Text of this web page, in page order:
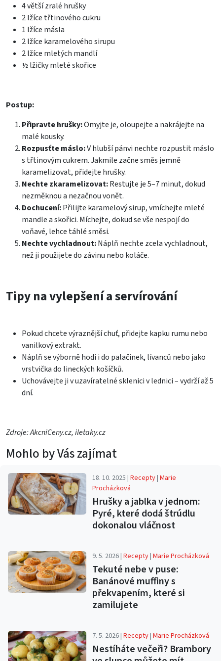
4 větší zralé hrušky
2 lžíce třtinového cukru
1 lžíce másla
2 lžíce karamelového sirupu
2 lžíce mletých mandlí
½ lžičky mleté skořice
Postup:
Připravte hrušky:Omyjte je, oloupejte a nakrájejte na
malé kousky.
Rozpusťte máslo:V hlubší pánvi nechte rozpustit máslo
s třtinovým cukrem. Jakmile začne směs jemně
karamelizovat, přidejte hrušky.
Nechte zkaramelizovat:Restujte je 5–7 minut, dokud
nezměknou a nezačnou vonět.
Dochucení:Přilijte karamelový sirup, vmíchejte mleté
mandle a skořici. Míchejte, dokud se vše nespojí do
voňavé, lehce táhlé směsi.
Nechte vychladnout:Náplň nechte zcela vychladnout,
než ji použijete do závinu nebo koláče.
Tipy na vylepšení a servírování
Pokud chcete výraznější chuť, přidejte kapku rumu nebo
vanilkový extrakt.
Náplň se výborně hodí i do palačinek, lívanců nebo jako
vrstvička do lineckých košíčků.
Uchovávejte ji v uzavíratelné sklenici v lednici – vydrží až 5
dní.
Zdroje: AkcniCeny.cz, iletaky.cz
Mohlo by Vás zajímat
18. 10. 2025 |Recepty|Marie
Procházková
Hrušky a jablka v jednom:
Pyré, které dodá štrúdlu
dokonalou vláčnost
9. 5. 2026 |Recepty|Marie Procházková
Tekuté nebe v puse:
Banánové muffiny s
překvapením, které si
zamilujete
7. 5. 2026 |Recepty|Marie Procházková
Nestíháte večeři? Brambory